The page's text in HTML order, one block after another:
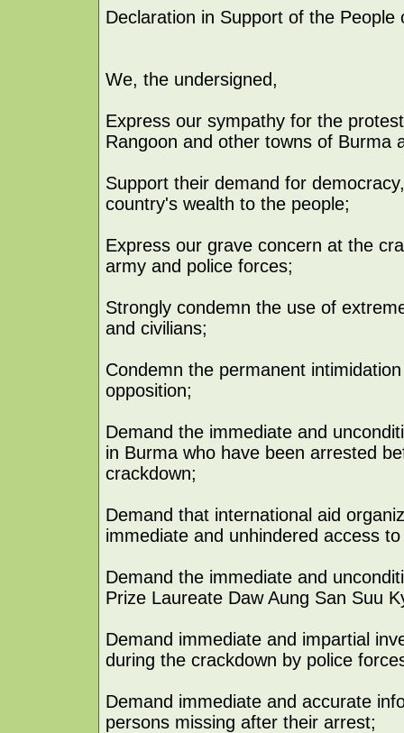
Declaration in Support of the People
We, the undersigned,
Express our sympathy for the
Rangoon and other towns of Burma
Support their demand for
country's wealth to the people;
Express our grave concern at the
army and police forces;
Strongly condemn the use of
and civilians;
Condemn the permanent
opposition;
Demand the immediate and
in Burma who have been arrested
crackdown;
Demand that international aid
immediate and unhindered access
Demand the immediate and
Prize Laureate Daw Aung San Suu
Demand immediate and impartial
during the crackdown by police
Demand immediate and accurate
persons missing after their arrest;